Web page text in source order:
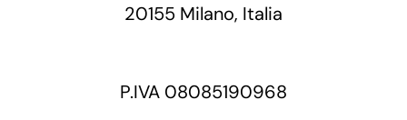
20155 Milano, Italia
P.IVA 08085190968